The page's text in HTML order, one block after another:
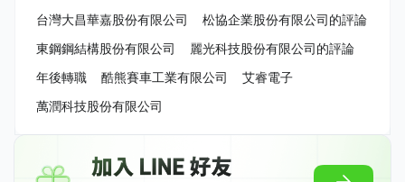
台灣大昌華嘉股份有限公司
松協企業股份有限公司的評論
東鋼鋼結構股份有限公司
麗光科技股份有限公司的評論
年後轉職
酷熊賽車工業有限公司
艾睿電子
萬潤科技股份有限公司